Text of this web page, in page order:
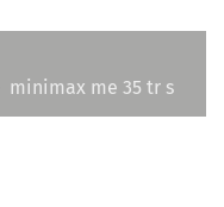
minimax me 35 tr s